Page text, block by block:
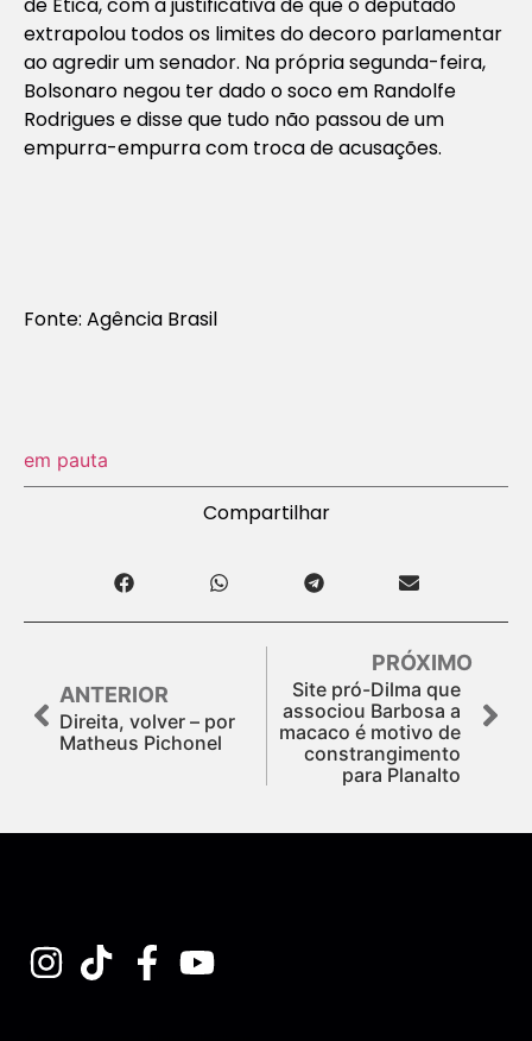
extrapolou todos os limites do decoro parlamentar
ao agredir um senador. Na própria segunda-feira,
Bolsonaro negou ter dado o soco em Randolfe
Rodrigues e disse que tudo não passou de um
empurra-empurra com troca de acusações.
Fonte: Agência Brasil
em pauta
Compartilhar
ANTERIOR
Direita, volver – por
Matheus Pichonel
PRÓXIMO
Site pró-Dilma que
associou Barbosa a
macaco é motivo de
constrangimento
para Planalto